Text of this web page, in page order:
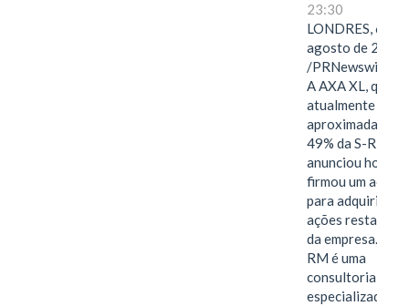
23:30
LONDRES, 6 de
agosto de 2026
/PRNewswire/ --
A AXA XL, que
atualmente
49% da S-RM,
anunciou hoje
firmou um
para adquirir as
ações restantes
da empresa. A S-
RM é uma
consultoria
especializada